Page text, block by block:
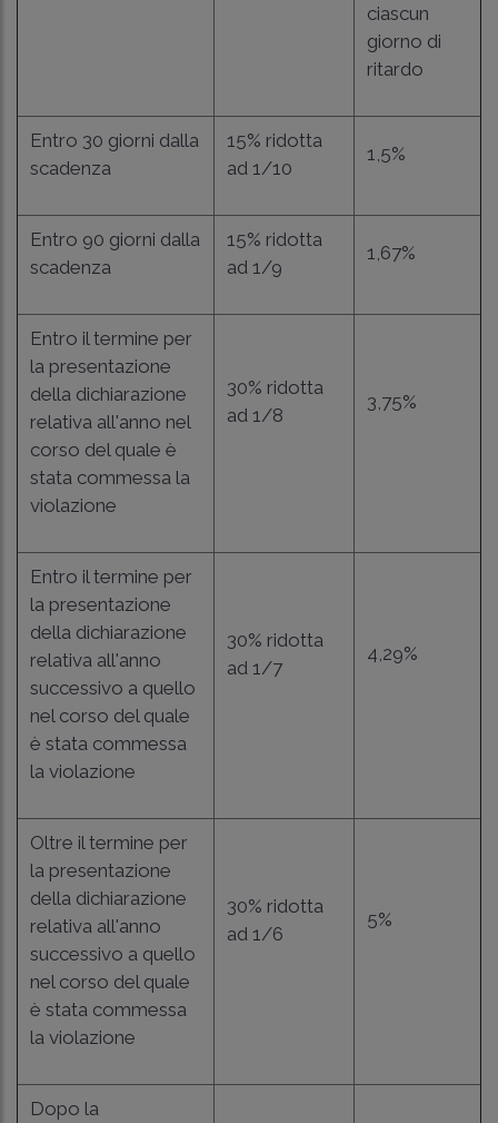
ciascun
giorno di
ritardo
Entro 30 giorni dalla
scadenza
15% ridotta
ad 1/10
1,5%
Entro 90 giorni dalla
scadenza
15% ridotta
ad 1/9
1,67%
Entro il termine per
la presentazione
della dichiarazione
relativa all'anno nel
corso del quale è
stata commessa la
violazione
30% ridotta
ad 1/8
3,75%
Entro il termine per
la presentazione
della dichiarazione
relativa all'anno
successivo a quello
nel corso del quale
è stata commessa
la violazione
30% ridotta
ad 1/7
4,29%
Oltre il termine per
la presentazione
della dichiarazione
relativa all'anno
successivo a quello
nel corso del quale
è stata commessa
la violazione
30% ridotta
ad 1/6
5%
Dopo la